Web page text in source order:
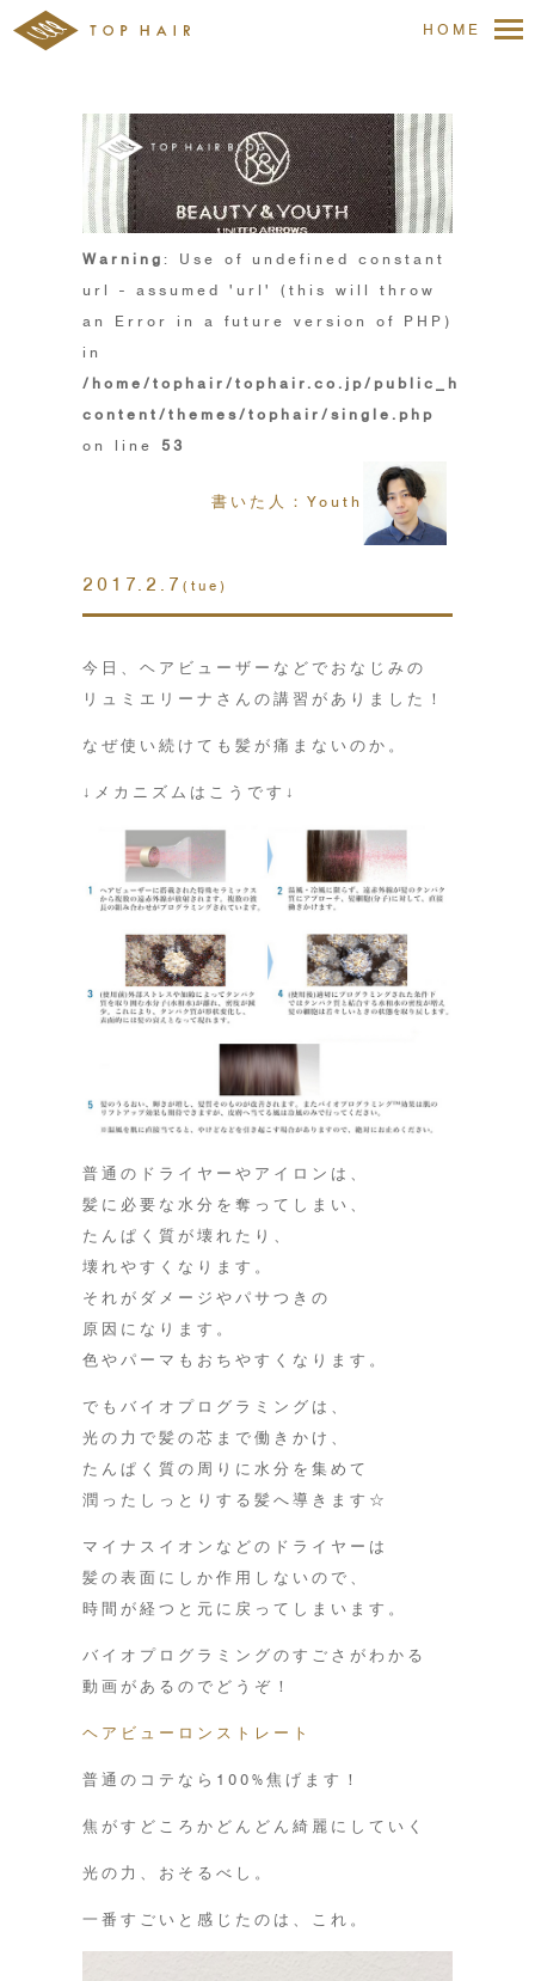
HOME
Warning : Use of undefined constant
url - assumed 'url' (this will throw
an Error in a future version of PHP)
in
/home/tophair/tophair.co.jp/public_html/
content/themes/tophair/single.php
on line 53
書いた人：Youth
2017.2.7 (tue)
今日、ヘアビューザーなどでおなじみの
リュミエリーナさんの講習がありました！
なぜ使い続けても髪が痛まないのか。
↓メカニズムはこうです↓
普通のドライヤーやアイロンは、
髪に必要な水分を奪ってしまい、
たんぱく質が壊れたり、
壊れやすくなります。
それがダメージやパサつきの
原因になります。
色やパーマもおちやすくなります。
でもバイオプログラミングは、
光の力で髪の芯まで働きかけ、
たんぱく質の周りに水分を集めて
潤ったしっとりする髪へ導きます☆
マイナスイオンなどのドライヤーは
髪の表面にしか作用しないので、
時間が経つと元に戻ってしまいます。
バイオプログラミングのすごさがわかる
動画があるのでどうぞ！
ヘアビューロンストレート
普通のコテなら100%焦げます！
焦がすどころかどんどん綺麗にしていく
光の力、おそるべし。
一番すごいと感じたのは、これ。